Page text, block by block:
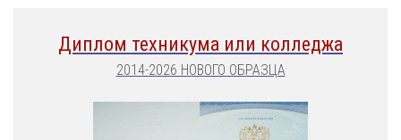
Диплом техникума или колледжа
2014-2026 НОВОГО ОБРАЗЦА